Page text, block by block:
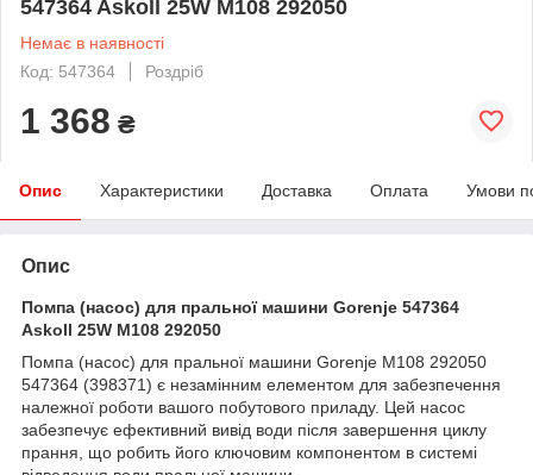
547364 Askoll 25W M108 292050
Немає в наявності
Код: 547364
Роздріб
1 368 ₴
Опис Характеристики Доставка Оплата Умови
Опис
Помпа (насос) для пральної машини Gorenje 547364
Askoll 25W M108 292050
Помпа (насос) для пральної машини Gorenje M108 292050
547364 (398371) є незамінним елементом для забезпечення
належної роботи вашого побутового приладу. Цей насос
забезпечує ефективний вивід води після завершення циклу
прання, що робить його ключовим компонентом в системі